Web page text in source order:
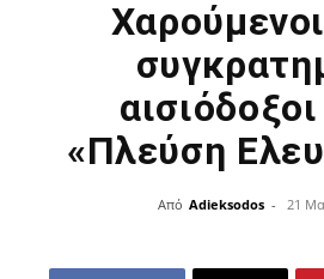
«Πλεύση
Από Adieksodos - 21